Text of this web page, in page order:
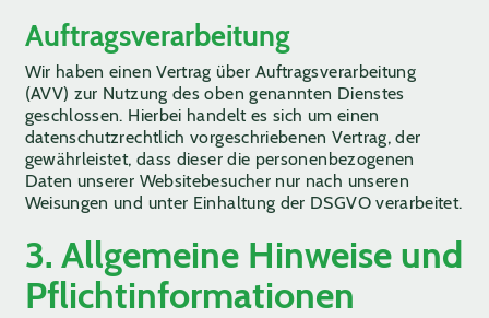
Auftragsverarbeitung
Wir haben einen Vertrag über Auftragsverarbeitung
(AVV) zur Nutzung des oben genannten Dienstes
geschlossen. Hierbei handelt es sich um einen
datenschutzrechtlich vorgeschriebenen Vertrag, der
gewährleistet, dass dieser die personenbezogenen
Daten unserer Websitebesucher nur nach unseren
Weisungen und unter Einhaltung der DSGVO verarbeitet.
3. Allgemeine Hinweise und
Pflicht­informationen